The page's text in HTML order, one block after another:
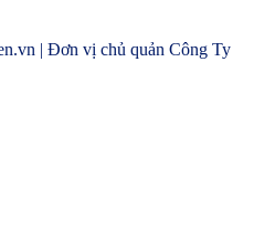
| Đơn vị chủ quản Công Ty